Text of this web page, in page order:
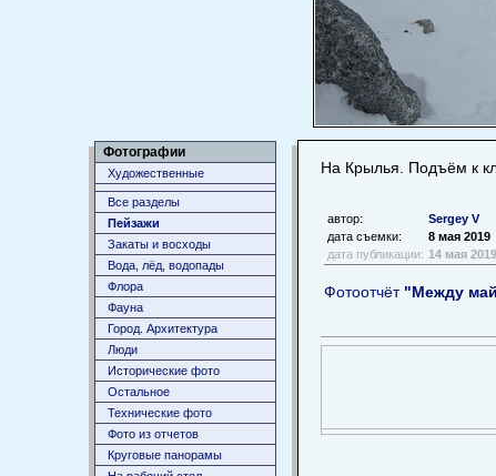
Фотографии
Художественные
Все разделы
Пейзажи
Закаты и восходы
Вода, лёд, водопады
Флора
Фауна
Город. Архитектура
Люди
Исторические фото
Остальное
Технические фото
Фото из отчетов
Круговые панорамы
На Крылья. Подъём к
автор:
Sergey V
дата съемки:
8 мая 2019
дата публикации: 14 мая 2019
Фотоотчёт "Между